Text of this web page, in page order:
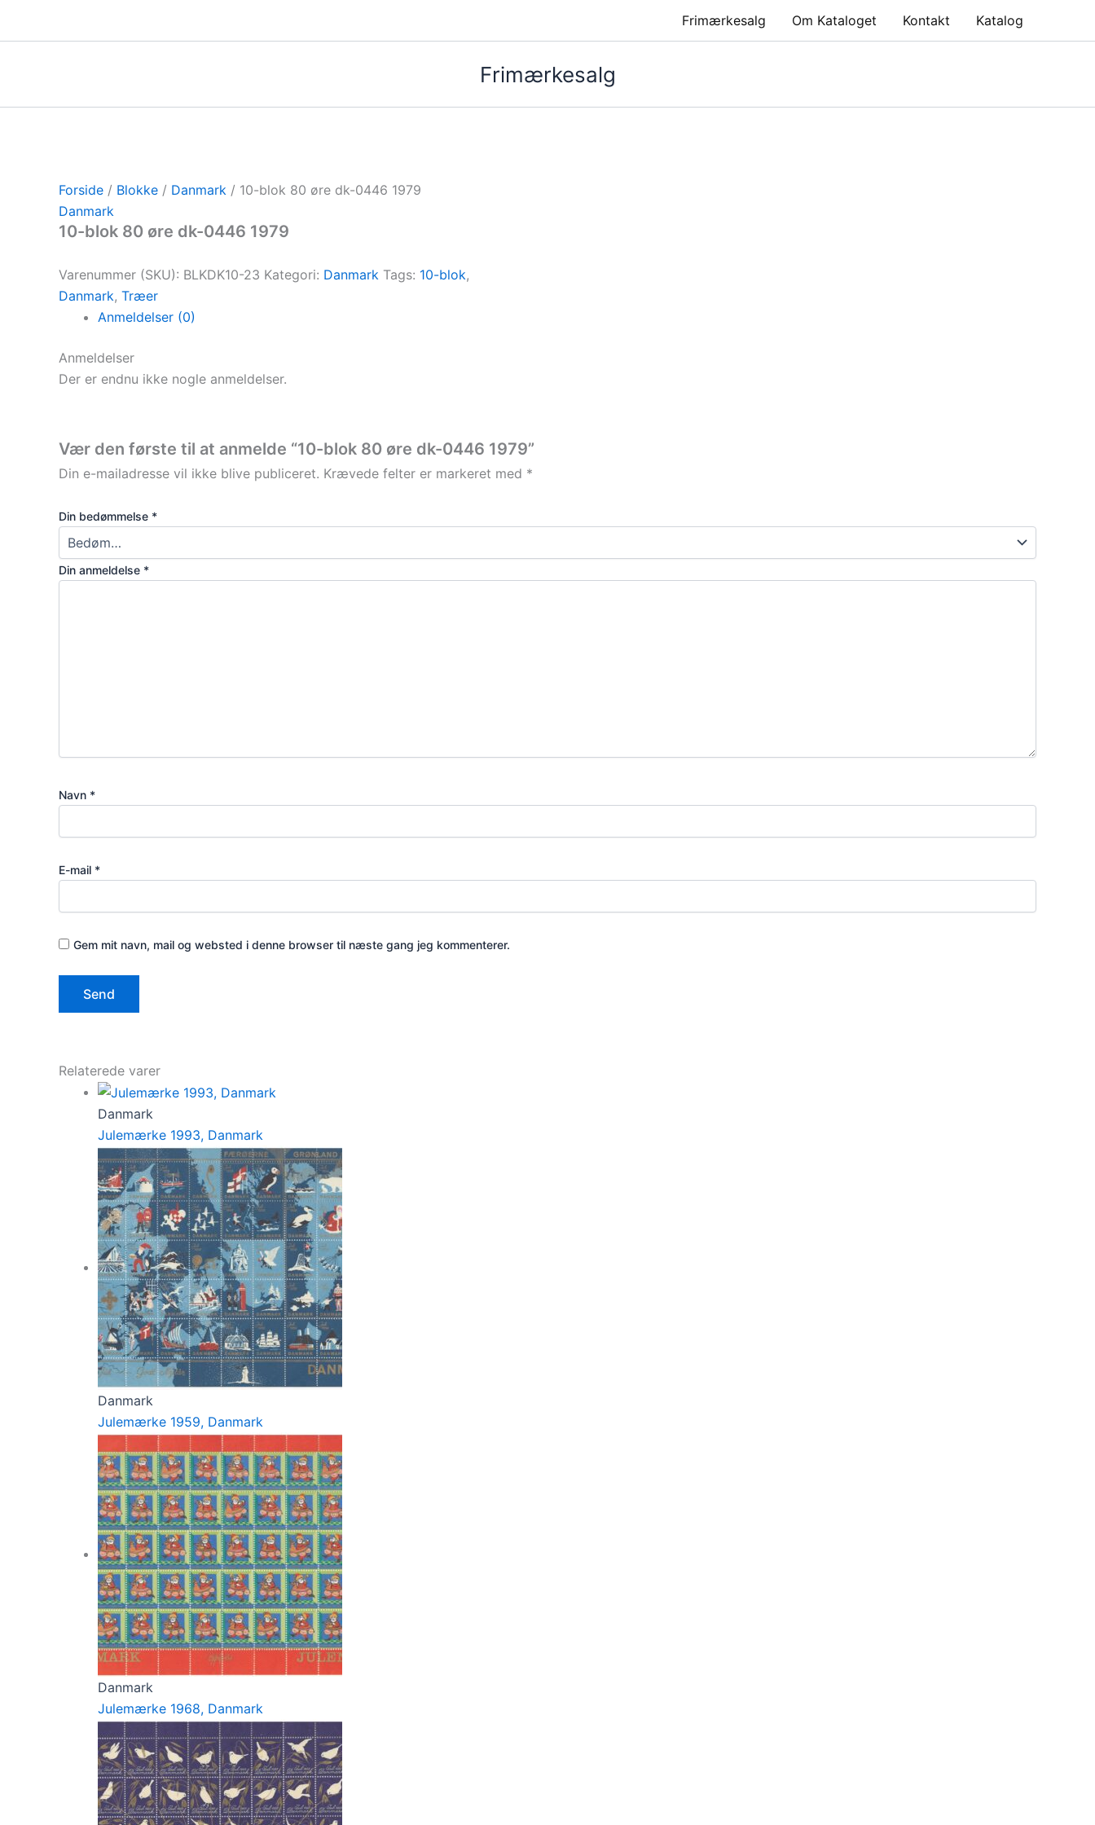
Frimærkesalg Om Kataloget Kontakt Katalog
Frimærkesalg
Forside / Blokke / Danmark / 10-blok 80 øre dk-0446 1979
Danmark
10-blok 80 øre dk-0446 1979
Varenummer (SKU): BLKDK10-23 Kategori: Danmark Tags: 10-blok,
Danmark, Træer
Anmeldelser (0)
Anmeldelser
Der er endnu ikke nogle anmeldelser.
Vær den første til at anmelde “10-blok 80 øre dk-0446 1979”
Din e-mailadresse vil ikke blive publiceret. Krævede felter er markeret med *
Din bedømmelse *
Din anmeldelse *
Navn *
E-mail *
Gem mit navn, mail og websted i denne browser til næste gang jeg kommenterer.
Relaterede varer
Danmark
Julemærke 1993, Danmark
Danmark
Julemærke 1959, Danmark
Danmark
Julemærke 1968, Danmark